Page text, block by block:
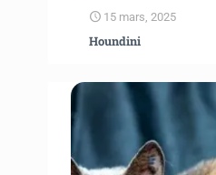
15 mars, 2025
Houndini